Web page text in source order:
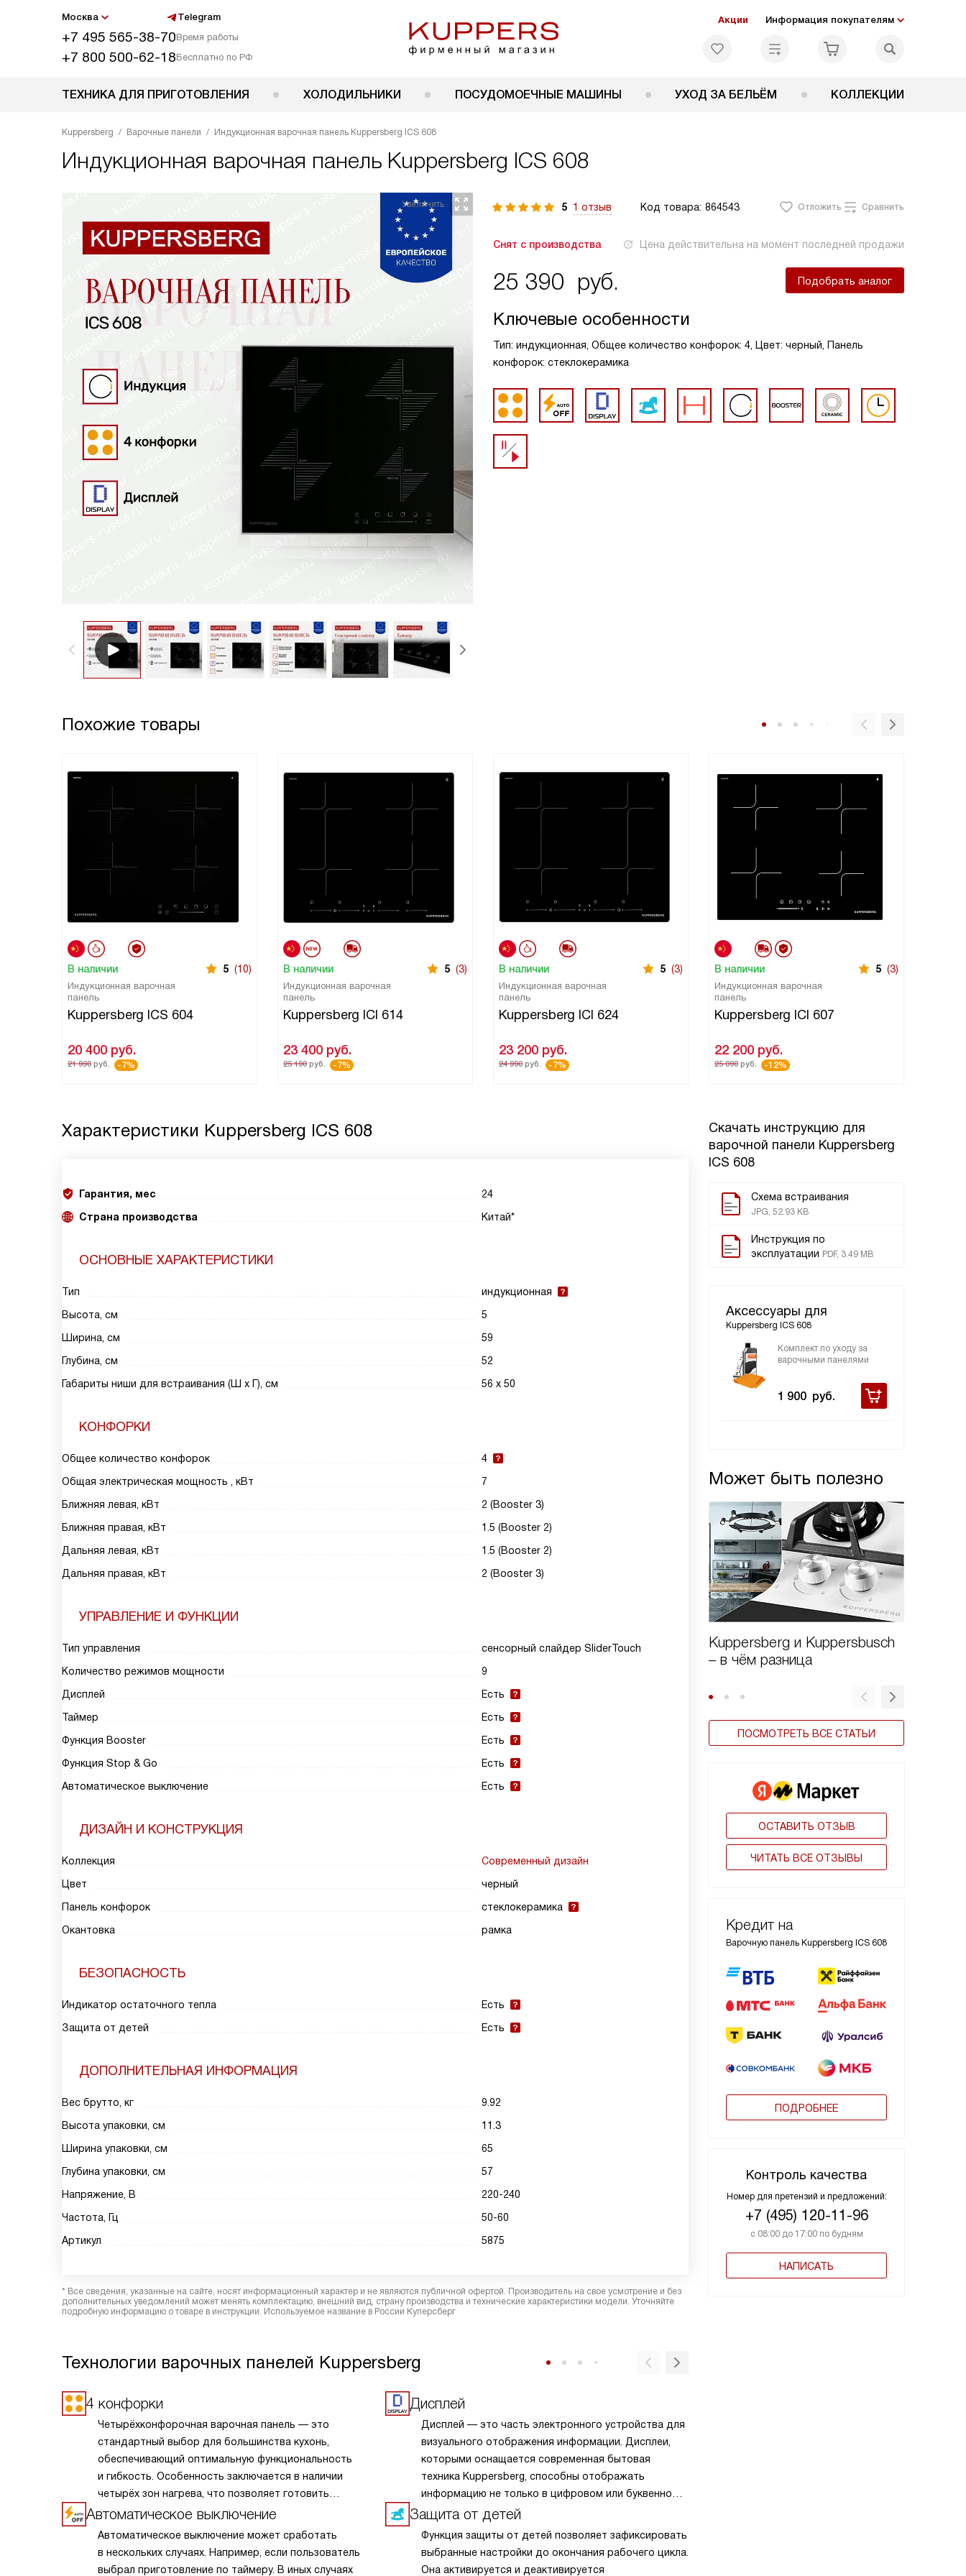
Москва Telegram
+7 495 565-38-70Время работы
+7 800 500-62-18Бесплатно по РФ
Акции Информация покупателям
ТЕХНИКА ДЛЯ ПРИГОТОВЛЕНИЯ ХОЛОДИЛЬНИКИ ПОСУДОМОЕЧНЫЕ МАШИНЫ УХОД ЗА БЕЛЬЁМ КОЛЛЕКЦИИ
Kuppersberg Варочные панели Индукционная варочная панель Kuppersberg ICS 608
Индукционная варочная панель Kuppersberg ICS 608
5 1 отзыв Код товара: 864543 Отложить Сравнить
Снят с производства Цена действительна на момент последней продажи
25 390 руб. Подобрать аналог
Ключевые особенности
Тип: индукционная, Общее количество конфорок: 4, Цвет: черный, Панель
конфорок: стеклокерамика
Похожие товары
В наличии 5 (10)
Индукционная варочная
панель
Kuppersberg ICS 604
20 400 руб.
21 990 руб. -7%
В наличии 5 (3)
Индукционная варочная
панель
Kuppersberg ICI 614
23 400 руб.
25 190 руб. -7%
В наличии 5 (3)
Индукционная варочная
панель
Kuppersberg ICI 624
23 200 руб.
24 990 руб. -7%
В наличии 5 (3)
Индукционная варочная
панель
Kuppersberg ICI 607
22 200 руб.
25 090 руб. -12%
Скачать инструкцию для
варочной панели Kuppersberg
ICS 608
Схема встраивания
JPG, 52.93 KB
Инструкция по
эксплуатации PDF, 3.49 MB
Аксессуары для
Kuppersberg ICS 608
Комплект по уходу за
варочными панелями
1 900 руб.
Может быть полезно
Kuppersberg и Kuppersbusch
– в чём разница
ПОСМОТРЕТЬ ВСЕ СТАТЬИ
ОСТАВИТЬ ОТЗЫВ
ЧИТАТЬ ВСЕ ОТЗЫВЫ
Кредит на
Варочную панель Kuppersberg ICS 608
ПОДРОБНЕЕ
Контроль качества
Номер для претензий и предложений:
+7 (495) 120-11-96
с 08:00 до 17:00 по будням
НАПИСАТЬ
Характеристики Kuppersberg ICS 608
Гарантия, мес
24
Страна производства
Китай*
ОСНОВНЫЕ ХАРАКТЕРИСТИКИ
Тип
индукционная
Высота, см
5
Ширина, см
59
Глубина, см
52
Габариты ниши для встраивания (Ш х Г), см
56 х 50
КОНФОРКИ
Общее количество конфорок
4
Общая электрическая мощность , кВт
7
Ближняя левая, кВт
2 (Booster 3)
Ближняя правая, кВт
1.5 (Booster 2)
Дальняя левая, кВт
1.5 (Booster 2)
Дальняя правая, кВт
2 (Booster 3)
УПРАВЛЕНИЕ И ФУНКЦИИ
Тип управления
сенсорный слайдер SliderTouch
Количество режимов мощности
9
Дисплей
Есть
Таймер
Есть
Функция Booster
Есть
Функция Stop & Go
Есть
Автоматическое выключение
Есть
ДИЗАЙН И КОНСТРУКЦИЯ
Коллекция
Современный дизайн
Цвет
черный
Панель конфорок
стеклокерамика
Окантовка
рамка
БЕЗОПАСНОСТЬ
Индикатор остаточного тепла
Есть
Защита от детей
Есть
ДОПОЛНИТЕЛЬНАЯ ИНФОРМАЦИЯ
Вес брутто, кг
9.92
Высота упаковки, см
11.3
Ширина упаковки, см
65
Глубина упаковки, см
57
Напряжение, В
220-240
Частота, Гц
50-60
Артикул
5875
* Все сведения, указанные на сайте, носят информационный характер и не являются публичной офертой. Производитель на свое усмотрение и без
дополнительных уведомлений может менять комплектацию, внешний вид, страну производства и технические характеристики модели. Уточняйте
подробную информацию о товаре в инструкции. Используемое название в России Куперсберг
Технологии варочных панелей Kuppersberg
4 конфорки
Четырёхконфорочная варочная панель — это
стандартный выбор для большинства кухонь,
обеспечивающий оптимальную функциональность
и гибкость. Особенность заключается в наличии
четырёх зон нагрева, что позволяет готовить
несколько блюд одновременно, экономя время
Автоматическое выключение
Автоматическое выключение может сработать
в нескольких случаях. Например, если пользователь
выбрал приготовление по таймеру. В иных случаях
Дисплей
Дисплей — это часть электронного устройства для
визуального отображения информации. Дисплеи,
которыми оснащается современная бытовая
техника Kuppersberg, способны отображать
информацию не только в цифровом или буквенном
виде, но и в символьном, и в графическом. Они
Защита от детей
Функция защиты от детей позволяет зафиксировать
выбранные настройки до окончания рабочего цикла.
Она активируется и деактивируется